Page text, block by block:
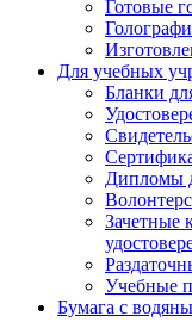
Готовые
Для учебных
Бланки
Дипломы
Зачетные
Учебные
Бумага с